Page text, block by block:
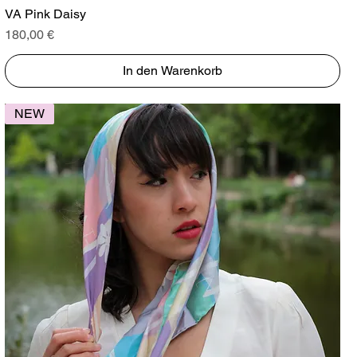
VA Pink Daisy
Preis
180,00 €
In den Warenkorb
NEW